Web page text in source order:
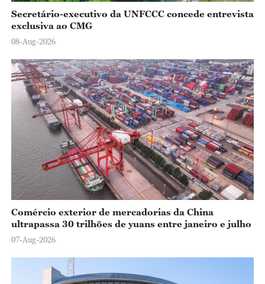
Secretário-executivo da UNFCCC concede entrevista
exclusiva ao CMG
08-Aug-2026
Comércio exterior de mercadorias da China
ultrapassa 30 trilhões de yuans entre janeiro e julho
07-Aug-2026